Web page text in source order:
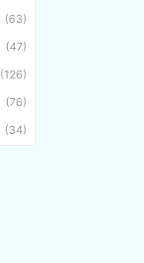
(63)
(47)
(126)
(76)
(34)